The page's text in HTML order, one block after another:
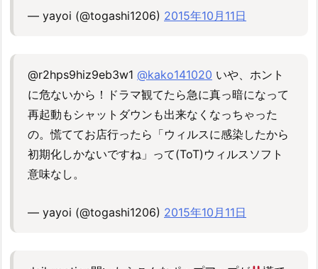
— yayoi (@togashi1206) 2015年10月11日
@r2hps9hiz9eb3w1 @kako141020 いや、ホント
に危ないから！ドラマ観てたら急に真っ暗になって
再起動もシャットダウンも出来なくなっちゃった
の。慌ててお店行ったら「ウィルスに感染したから
初期化しかないですね」って(ToT)ウィルスソフト
意味なし。
— yayoi (@togashi1206) 2015年10月11日